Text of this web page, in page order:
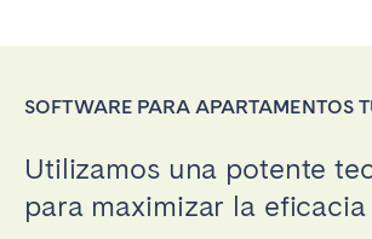
SOFTWARE PARA APARTAMENTOS
Utilizamos una potente
para maximizar la eficacia